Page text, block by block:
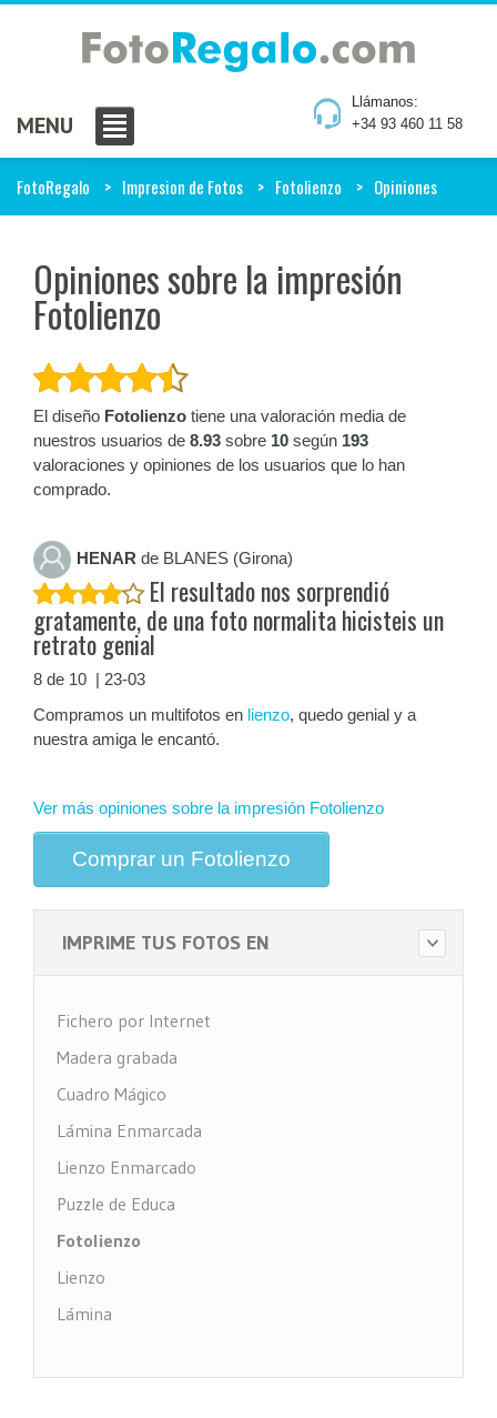
Llámanos:
+34 93 460 11 58
MENU
FotoRegalo Impresion de Fotos Fotolienzo Opiniones
Opiniones sobre la impresión
Fotolienzo
El diseño Fotolienzo tiene una valoración media de
nuestros usuarios de 8.93 sobre 10 según 193
valoraciones y opiniones de los usuarios que lo han
comprado.
HENAR de BLANES (Girona)
El resultado nos sorprendió
gratamente, de una foto normalita hicisteis un
retrato genial
8 de 10 | 23-03
Compramos un multifotos en lienzo, quedo genial y a
nuestra amiga le encantó.
Ver más opiniones sobre la impresión Fotolienzo
Comprar un Fotolienzo
IMPRIME TUS FOTOS EN
Fichero por Internet
Madera grabada
Cuadro Mágico
Lámina Enmarcada
Lienzo Enmarcado
Puzzle de Educa
Fotolienzo
Lienzo
Lámina